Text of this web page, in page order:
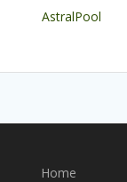
AstralPool
Home